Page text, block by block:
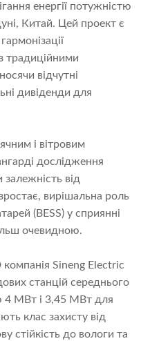
енергії потужністю
Китай. Цей проект є
традиційними
відчутні
дивіденди для
і вітровим
дослідження
залежність від
вирішальна роль
(BESS) у сприянні
очевидною.
компанія Sineng Electric
станцій середнього
4 МВт і 3,45 МВт для
клас захисту від
стійкість до вологи та